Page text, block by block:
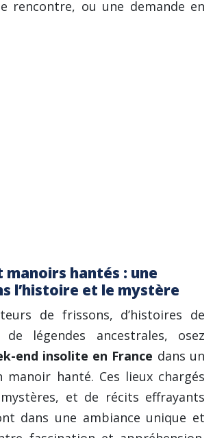
rencontre, ou une demande en
manoirs hantés : une
l’histoire et le mystère
de frissons, d’histoires de
légendes ancestrales, osez
end insolite en France dans un
manoir hanté. Ces lieux chargés
et de récits effrayants
dans une ambiance unique et